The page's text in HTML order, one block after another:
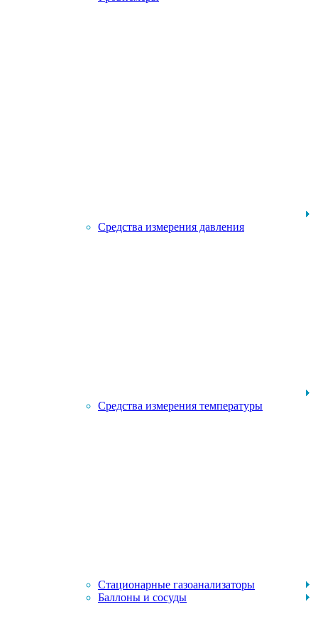
Средства измерения давления
Средства измерения температуры
Стационарные газоанализаторы
Баллоны и сосуды